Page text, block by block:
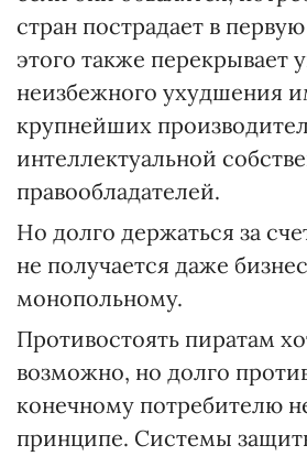
стран пострадает в
этого также перекрывает
неизбежного ухудшения
крупнейших
интеллектуальной
правообладателей.
Но долго держаться за
не получается даже
монопольному.
Противостоять пиратам
возможно, но долго
конечному потребителю
принципе. Системы